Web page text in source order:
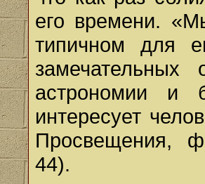
его времени.
типичном для
замечательных
астрономии и
интересует
Просвещения,
44).